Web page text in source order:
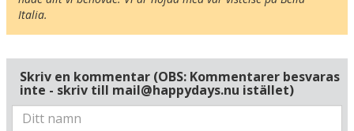
Italia.
Skriv en kommentar (OBS: Kommentarer besvaras
inte - skriv till mail@happydays.nu istället)